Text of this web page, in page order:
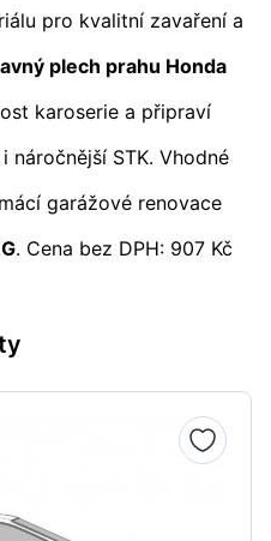
pro kvalitní zavaření a
plech prahu Honda
karoserie a připraví
STK. Vhodné
garážové renovace
. Cena bez DPH: 907 Kč